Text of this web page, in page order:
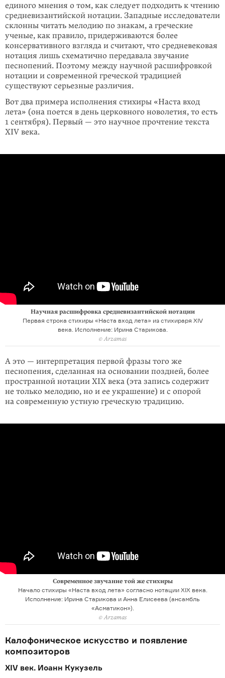
единого мнения о том, как следует подходить к чтению
средневизантийской нотации. Западные исследователи
склонны читать мелодию по знакам, а греческие
ученые, как правило, придерживаются более
консервативного взгляда и считают, что средневековая
нотация лишь схематично передавала звучание
песнопений. Поэтому между научной расшифровкой
нотации и современной греческой традицией
существуют серьезные различия.
Вот два примера исполнения стихиры «Наста вход
лета» (она поется в день церковного новолетия, то есть
1 сентября). Первый — это научное прочтение текста
XIV века.
Научная расшифровка средневизантийской нотации
Первая строка стихиры «Наста вход лета» из стихираря XIV
века. Исполнение: Ирина Старикова.
© Arzamas
А это — интерпретация первой фразы того же
песнопения, сделанная на основании поздней, более
пространной нотации XIX века (эта запись содержит
не только мелодию, но и ее украшение) и с опорой
на современную устную греческую традицию.
Современное звучание той же стихиры
Начало стихиры «Наста вход лета» согласно нотации XIX века.
Исполнение: Ирина Старикова и Анна Елисеева (ансамбль
«Асматикон»).
© Arzamas
Калофоническое искусство и появление
композиторов
XIV век. Иоанн Кукузель